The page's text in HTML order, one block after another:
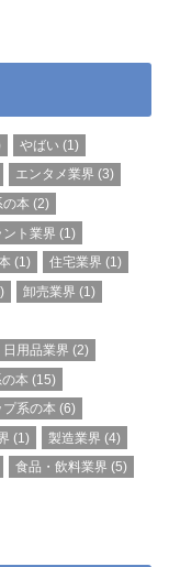
やばい (1)
エンタメ業界 (3)
の本 (2)
ント業界 (1)
(1) 住宅業界 (1)
卸売業界 (1)
日用品業界 (2)
本 (15)
系の本 (6)
(1) 製造業界 (4)
食品・飲料業界 (5)